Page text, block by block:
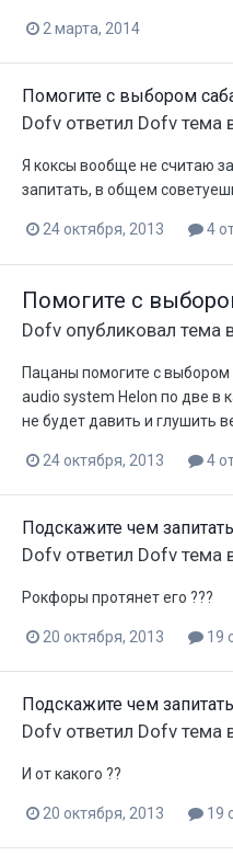
2 марта, 2014
Помогите с выбором
Dofv ответил Dofv тема
Я коксы вообще не считаю
запитать, в общем
24 октября, 2013 4
Помогите с
Dofv опубликовал тема
Пацаны помогите с выбором
audio system Helon по две в
не будет давить и глушить
24 октября, 2013 4
Подскажите чем
Dofv ответил Dofv тема
Рокфоры протянет его ???
20 октября, 2013 19
Подскажите чем
Dofv ответил Dofv тема
И от какого ??
20 октября, 2013 19